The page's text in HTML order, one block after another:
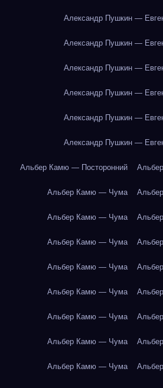
Александр Пушкин —
Александр Пушкин —
Александр Пушкин —
Александр Пушкин —
Александр Пушкин —
Александр Пушкин —
Альбер Камю — Посторонний
Альбер Камю — Чума
Альбер Камю — Чума
Альбер Камю — Чума
Альбер Камю — Чума
Альбер Камю — Чума
Альбер Камю — Чума
Альбер Камю — Чума
Альбер Камю — Чума